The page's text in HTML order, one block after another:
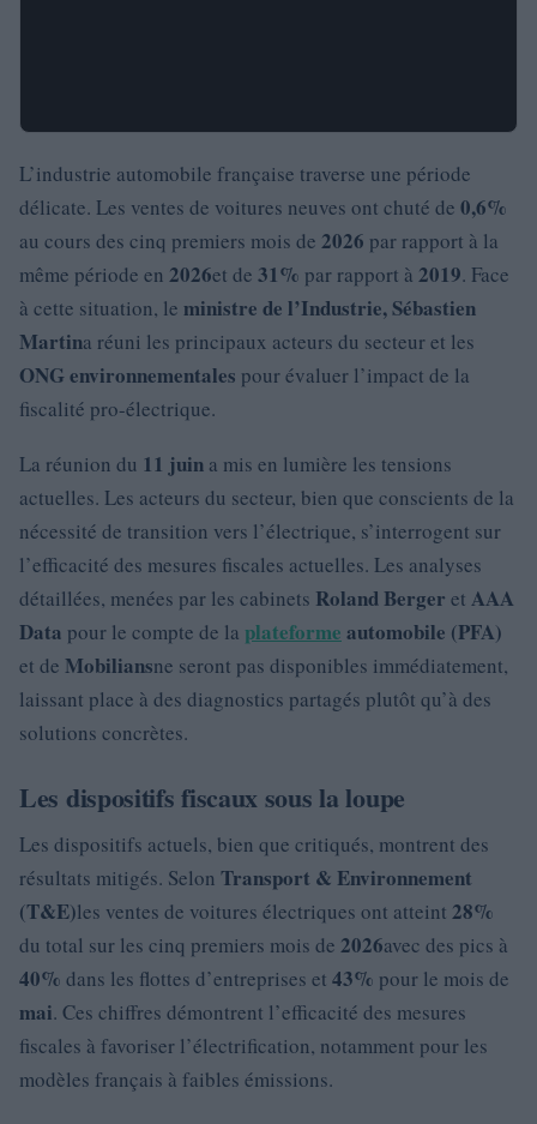
L’industrie automobile française traverse une période
délicate. Les ventes de voitures neuves ont chuté de 0,6%
au cours des cinq premiers mois de 2026 par rapport à la
même période en 2026et de 31% par rapport à 2019. Face
à cette situation, le ministre de l’Industrie, Sébastien
Martina réuni les principaux acteurs du secteur et les
ONG environnementales pour évaluer l’impact de la
fiscalité pro-électrique.
La réunion du 11 juin a mis en lumière les tensions
actuelles. Les acteurs du secteur, bien que conscients de la
nécessité de transition vers l’électrique, s’interrogent sur
l’efficacité des mesures fiscales actuelles. Les analyses
détaillées, menées par les cabinets Roland Berger et AAA
Data pour le compte de la plateforme automobile (PFA)
et de Mobiliansne seront pas disponibles immédiatement,
laissant place à des diagnostics partagés plutôt qu’à des
solutions concrètes.
Les dispositifs fiscaux sous la loupe
Les dispositifs actuels, bien que critiqués, montrent des
résultats mitigés. Selon Transport & Environnement
(T&E)les ventes de voitures électriques ont atteint 28%
du total sur les cinq premiers mois de 2026avec des pics à
40% dans les flottes d’entreprises et 43% pour le mois de
mai. Ces chiffres démontrent l’efficacité des mesures
fiscales à favoriser l’électrification, notamment pour les
modèles français à faibles émissions.